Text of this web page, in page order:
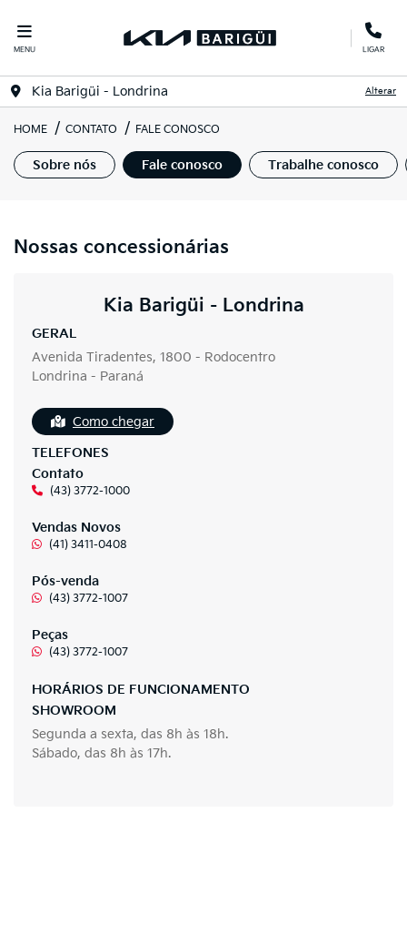
MENU LIGAR
Kia Barigüi - Londrina Alterar
HOME CONTATO FALE CONOSCO
Sobre nós Fale conosco Trabalhe conosco
Nossas concessionárias
Kia Barigüi - Londrina
GERAL
Avenida Tiradentes, 1800 - Rodocentro
Londrina - Paraná
Como chegar
TELEFONES
Contato
(43) 3772-1000
Vendas Novos
(41) 3411-0408
Pós-venda
(43) 3772-1007
Peças
(43) 3772-1007
HORÁRIOS DE FUNCIONAMENTO
SHOWROOM
Segunda a sexta, das 8h às 18h.
Sábado, das 8h às 17h.